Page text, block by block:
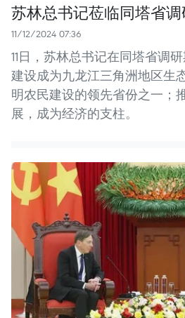
苏林总书记莅临同塔省调
11/12/2024 07:36
11日，苏林总书记在同塔省调
建设成为九龙江三角洲地区生
明农民建设的领先省份之一；
展，成为经济的支柱。